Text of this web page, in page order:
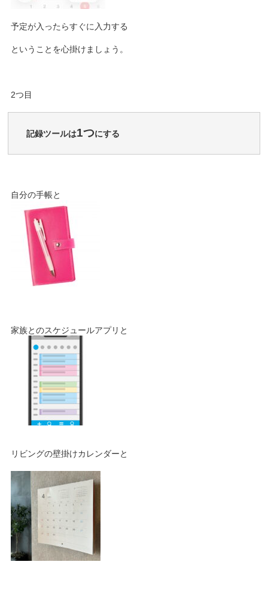
予定が入ったらすぐに入力する
ということを心掛けましょう。
2つ目
記録ツールは1つにする
自分の手帳と
家族とのスケジュールアプリと
リビングの壁掛けカレンダーと